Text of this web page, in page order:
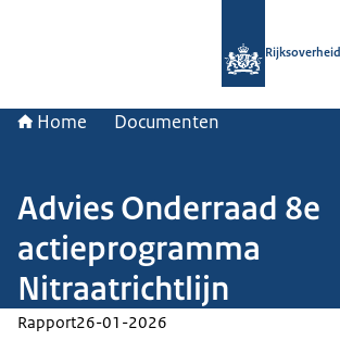
Rijksoverheid
Home Documenten
Advies Onderraad 8e
actieprogramma
Nitraatrichtlijn
Rapport26-01-2026